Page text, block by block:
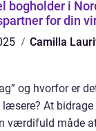
bogholder i
for din
Camilla
og hvorfor er
læsere? At
værdifuld måde